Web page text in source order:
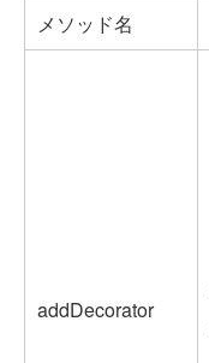
メソッド名
addDecorator